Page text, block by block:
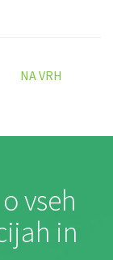
NA VRH
o vseh
in